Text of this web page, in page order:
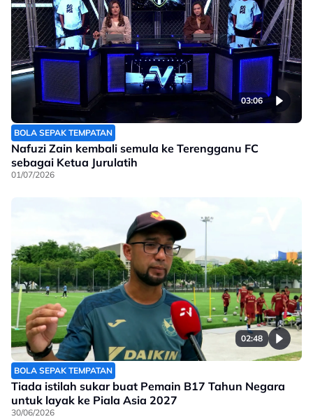
03:06
BOLA SEPAK TEMPATAN
Nafuzi Zain kembali semula ke Terengganu FC
sebagai Ketua Jurulatih
01/07/2026
02:48
BOLA SEPAK TEMPATAN
Tiada istilah sukar buat Pemain B17 Tahun Negara
untuk layak ke Piala Asia 2027
30/06/2026